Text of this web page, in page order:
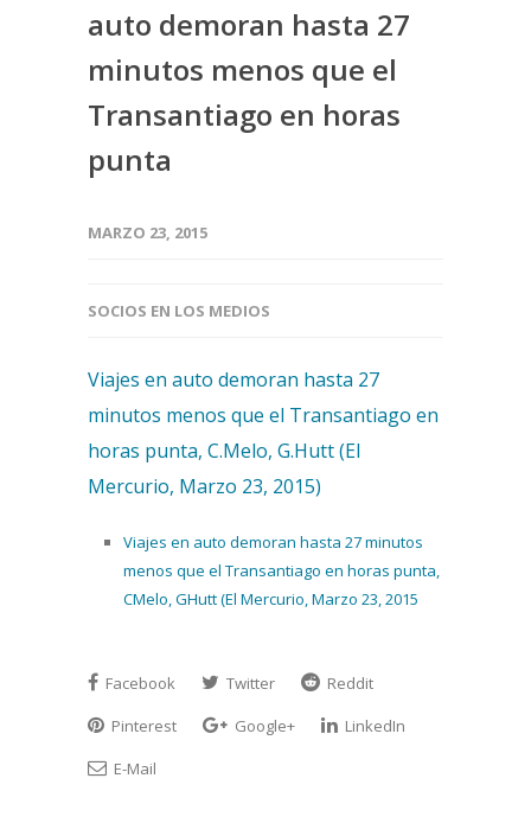
auto demoran hasta 27
minutos menos que el
Transantiago en horas
punta
MARZO 23, 2015
SOCIOS EN LOS MEDIOS
Viajes en auto demoran hasta 27
minutos menos que el Transantiago en
horas punta, C.Melo, G.Hutt (El
Mercurio, Marzo 23, 2015)
Viajes en auto demoran hasta 27 minutos
menos que el Transantiago en horas punta,
CMelo, GHutt (El Mercurio, Marzo 23, 2015
Facebook Twitter
Reddit
Pinterest
Google+
LinkedIn
E-Mail